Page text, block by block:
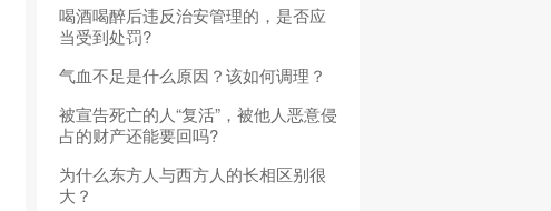
喝酒喝醉后违反治安管理的，是否应
当受到处罚?
气血不足是什么原因？该如何调理？
被宣告死亡的人“复活”，被他人恶意侵
占的财产还能要回吗?
为什么东方人与西方人的长相区别很
大？